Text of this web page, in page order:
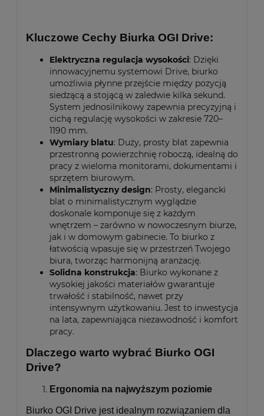
Kluczowe Cechy Biurka OGI Drive:
Elektryczna regulacja wysokości: Dzięki
innowacyjnemu systemowi Drive, biurko
umożliwia płynne przejście między pozycją
siedzącą a stojącą w zaledwie kilka sekund.
System jednosilnikowy zapewnia precyzyjną i
cichą regulację wysokości w zakresie 720–
1190 mm.
Wymiary blatu: Duży, prosty blat zapewnia
przestronną powierzchnię roboczą, idealną do
pracy z wieloma monitorami, dokumentami i
sprzętem biurowym.
Minimalistyczny design: Prosty, elegancki
blat o minimalistycznym wyglądzie
doskonale komponuje się z każdym
wnętrzem – zarówno w nowoczesnym biurze,
jak i w domowym gabinecie. To biurko z
łatwością wpasuje się w przestrzeń Twojego
biura, tworząc harmonijną aranżację.
Solidna konstrukcja: Biurko wykonane z
wysokiej jakości materiałów gwarantuje
trwałość i stabilność, nawet przy
intensywnym użytkowaniu. Jest to inwestycja
na lata, zapewniająca niezawodność i komfort
pracy.
Dlaczego warto wybrać Biurko OGI
Drive?
Ergonomia na najwyższym poziomie
Biurko OGI Drive jest idealnym rozwiązaniem dla